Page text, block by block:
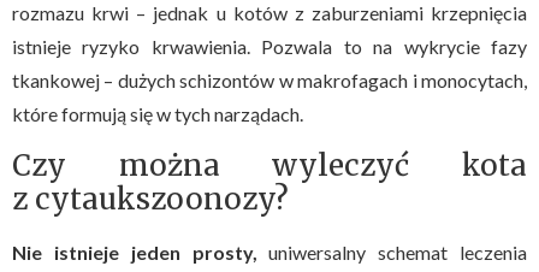
rozmazu krwi – jednak u kotów z zaburzeniami krzepnięcia
istnieje ryzyko krwawienia. Pozwala to na wykrycie fazy
tkankowej – dużych schizontów w makrofagach i monocytach,
które formują się w tych narządach.
Czy można wyleczyć kota
z cytaukszoonozy?
Nie istnieje jeden prosty,
uniwersalny schemat leczenia